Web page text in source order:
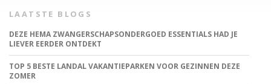
LAATSTE BLOGS
DEZE HEMA ZWANGERSCHAPSONDERGOED ESSENTIALS HAD JE
LIEVER EERDER ONTDEKT
TOP 5 BESTE LANDAL VAKANTIEPARKEN VOOR GEZINNEN DEZE
ZOMER